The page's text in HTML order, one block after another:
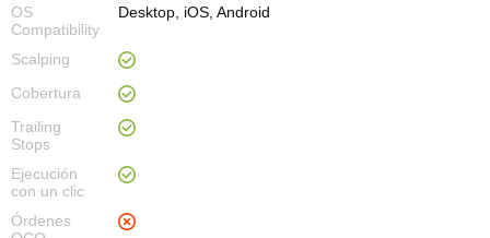
OS
Compatibility
Desktop, iOS, Android
Scalping
Cobertura
Trailing
Stops
Ejecución
con un clic
Órdenes